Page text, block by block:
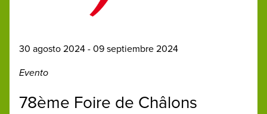
30 agosto 2024 - 09 septiembre 2024
Evento
78ème Foire de Châlons